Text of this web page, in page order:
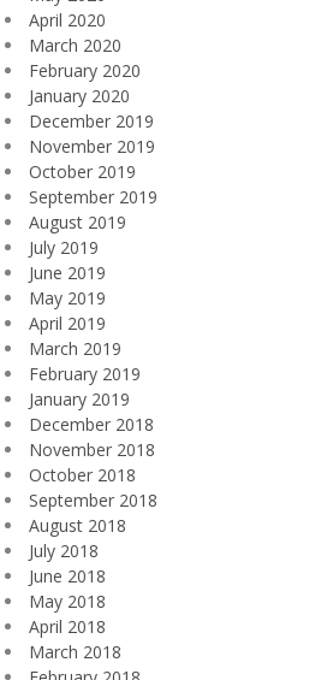
April 2020
March 2020
February 2020
January 2020
December 2019
November 2019
October 2019
September 2019
August 2019
July 2019
June 2019
May 2019
April 2019
March 2019
February 2019
January 2019
December 2018
November 2018
October 2018
September 2018
August 2018
July 2018
June 2018
May 2018
April 2018
March 2018